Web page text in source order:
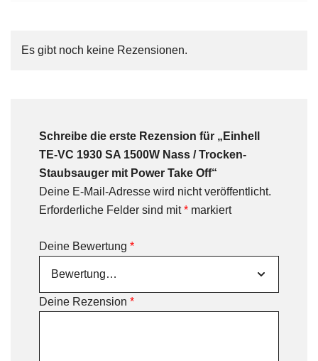
Es gibt noch keine Rezensionen.
Schreibe die erste Rezension für „Einhell
TE-VC 1930 SA 1500W Nass / Trocken-
Staubsauger mit Power Take Off“
Deine E-Mail-Adresse wird nicht veröffentlicht.
Erforderliche Felder sind mit* markiert
Deine Bewertung *
Deine Rezension *